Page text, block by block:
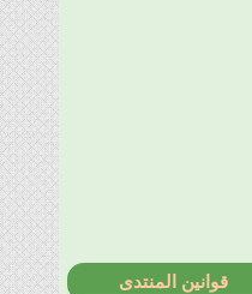
قوانين المنتدى